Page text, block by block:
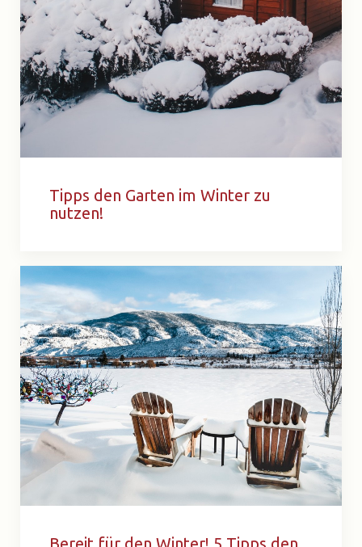
Tipps den Garten im Winter zu
nutzen!
Bereit für den Winter! 5 Tipps den